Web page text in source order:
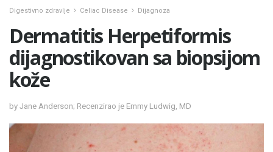
Digestivno zdravlje Celiac Disease Dijagnoza
Dermatitis Herpetiformis
dijagnostikovan sa biopsijom
kože
by Jane Anderson; Recenzirao je Emmy Ludwig, MD